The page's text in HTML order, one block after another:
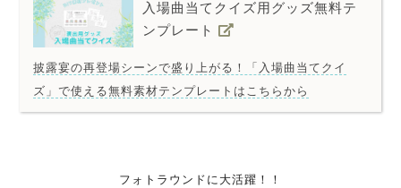
入場曲当てクイズ用グッズ無料テ
ンプレート
披露宴の再登場シーンで盛り上がる！「入場曲当てクイ
ズ」で使える無料素材テンプレートはこちらから
フォトラウンドに大活躍！！